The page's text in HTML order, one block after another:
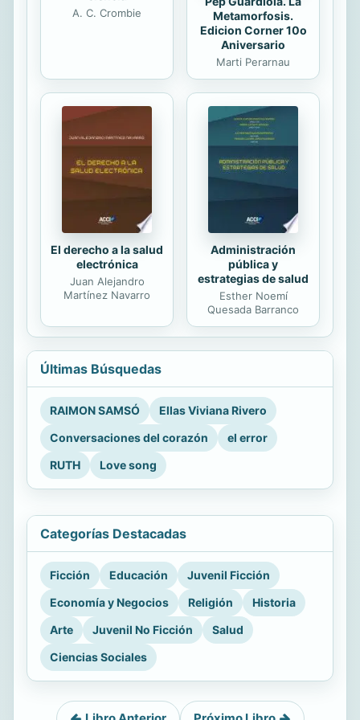
A. C. Crombie
Metamorfosis.
Edicion Corner 10o
Aniversario
Marti Perarnau
El derecho a la salud
electrónica
Juan Alejandro
Martínez Navarro
Administración
pública y
estrategias de salud
Esther Noemí
Quesada Barranco
Últimas Búsquedas
RAIMON SAMSÓ
Ellas Viviana Rivero
Conversaciones del corazón
el error
RUTH
Love song
Categorías Destacadas
Ficción Educación
Juvenil Ficción
Economía y Negocios
Religión
Historia
Arte
Juvenil No Ficción
Salud
Ciencias Sociales